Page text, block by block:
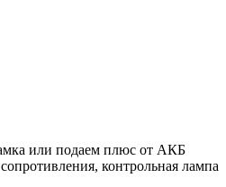
или подаем плюс от АКБ
контрольная лампа